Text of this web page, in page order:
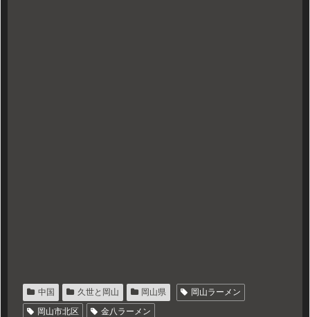
中国 久世と岡山 岡山県
岡山ラーメン
岡山市北区
金八ラーメン